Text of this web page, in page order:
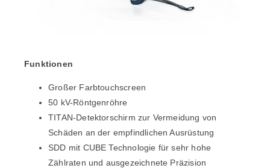
Funktionen
Großer Farbtouchscreen
50 kV-Röntgenröhre
TITAN-Detektorschirm zur Vermeidung von
Schäden an der empfindlichen Ausrüstung
SDD mit CUBE Technologie für sehr hohe
Zählraten und ausgezeichnete Präzision